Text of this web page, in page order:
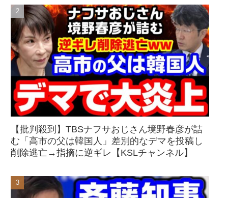
【批判殺到】TBSナフサおじさん境野春彦が詰
む「高市の父は韓国人」差別的なデマを投稿し
削除逃亡→指摘に逆ギレ【KSLチャンネル】